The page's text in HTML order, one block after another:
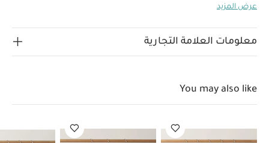
" قماش ناعم بملمس وافل
حواف: 97% قطن 3% إيلاستين"
كي على درجة حرارة منخفضة"
قصيرة قماش عضوي بلون أبيض - 5 قطع
طقم بيجاما قطعة واحدة
عضوية بلون أبيض - 3 قطع
طقم ألبسة قطعة واحدة بدون أكمام قماش
عرض المزيد
معلومات العلامة التجارية
You may also like